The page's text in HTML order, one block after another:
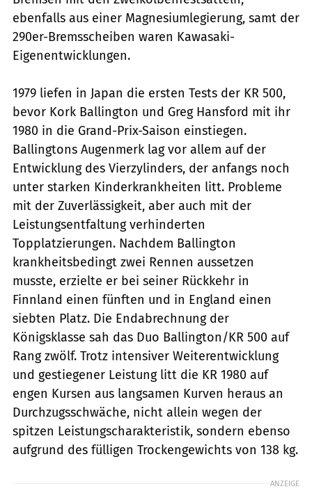
ebenfalls aus einer Magnesiumlegierung, samt der
290er-Bremsscheiben waren Kawasaki-
Eigenentwicklungen.
1979 liefen in Japan die ersten Tests der KR 500,
bevor Kork Ballington und Greg Hansford mit ihr
1980 in die Grand-Prix-Saison einstiegen.
Ballingtons Augenmerk lag vor allem auf der
Entwicklung des Vierzylinders, der anfangs noch
unter starken Kinderkrankheiten litt. Probleme
mit der Zuverlässigkeit, aber auch mit der
Leistungsentfaltung verhinderten
Topplatzierungen. Nachdem Ballington
krankheitsbedingt zwei Rennen aussetzen
musste, erzielte er bei seiner Rückkehr in
Finnland einen fünften und in England einen
siebten Platz. Die Endabrechnung der
Königsklasse sah das Duo Ballington/KR 500 auf
Rang zwölf. Trotz intensiver Weiterentwicklung
und gestiegener Leistung litt die KR 1980 auf
engen Kursen aus langsamen Kurven heraus an
Durchzugsschwäche, nicht allein wegen der
spitzen Leistungscharakteristik, sondern ebenso
aufgrund des fülligen Trockengewichts von 138 kg.
ANZEIGE